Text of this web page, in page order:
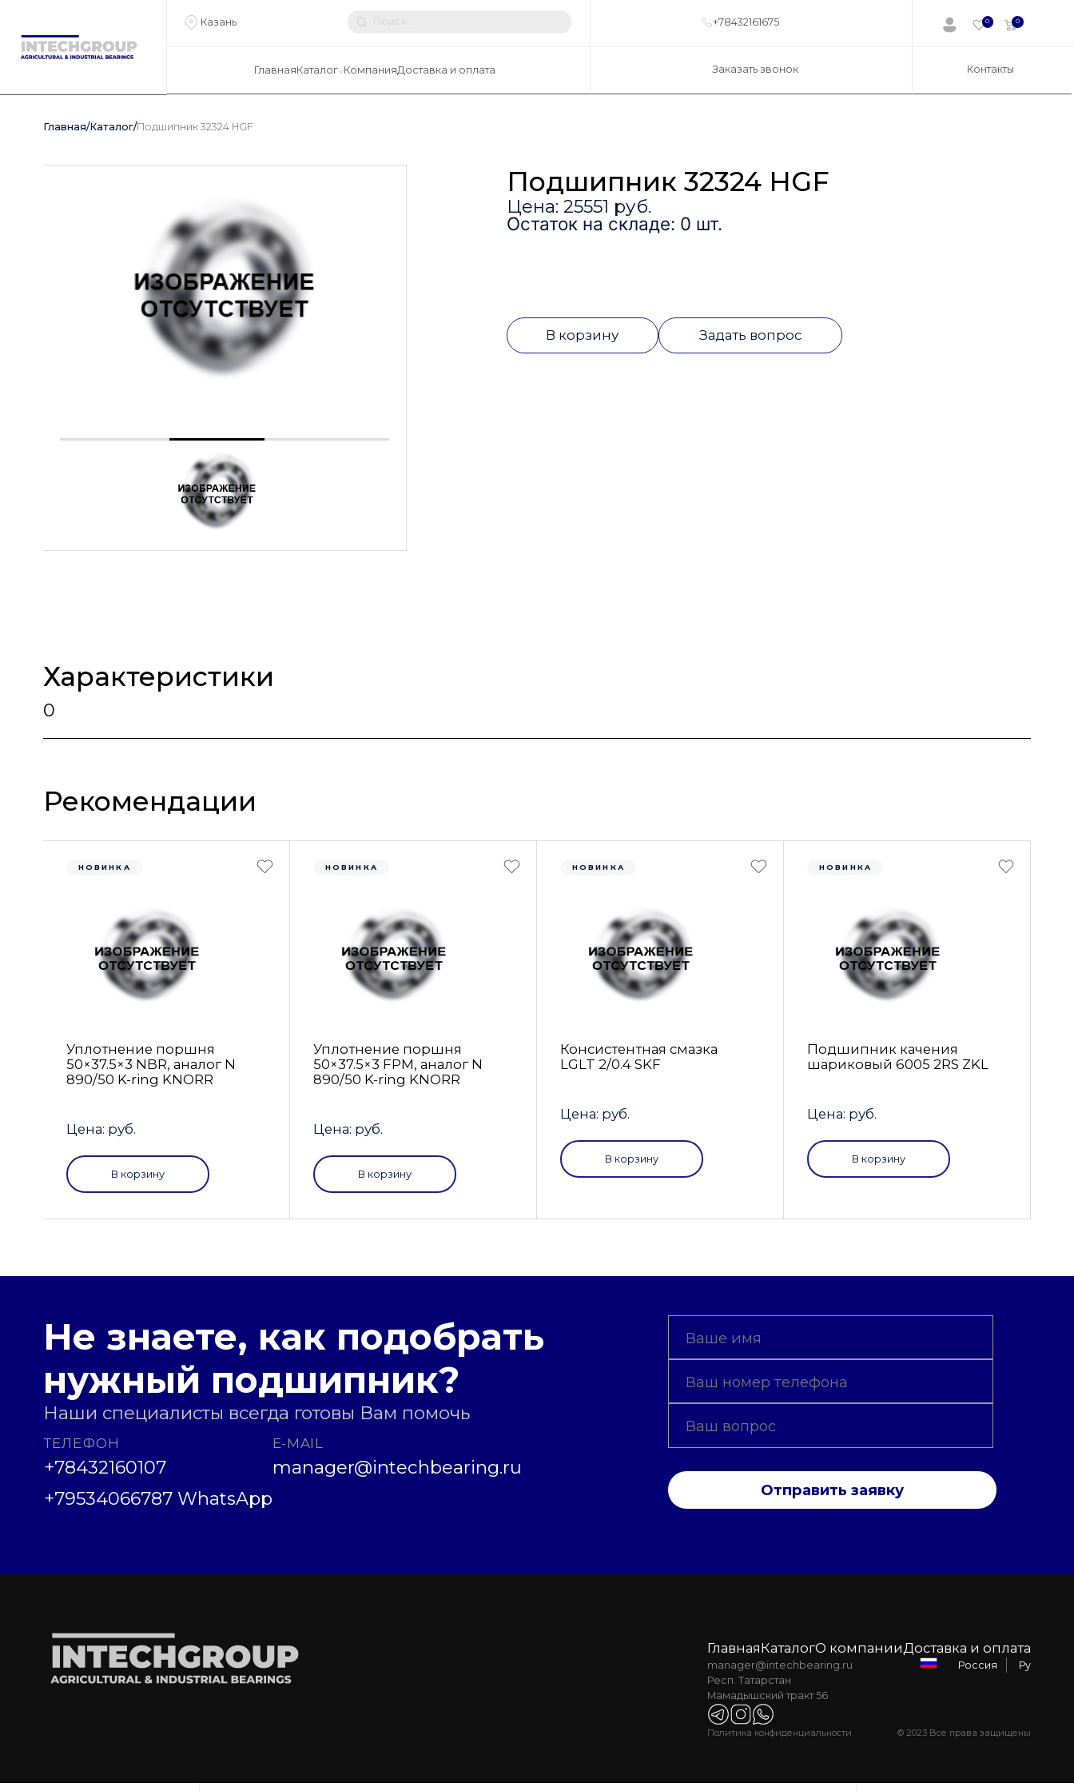
Казань +78432161675 0 0
ГлавнаяКаталог КомпанияДоставка и оплата Заказать звонок Контакты
Главная/Каталог/Подшипник 32324 HGF
Подшипник 32324 HGF
Цена: 25551 руб.
Остаток на складе: 0 шт.
В корзину Задать вопрос
Характеристики
0
Рекомендации
НОВИНКА
Уплотнение поршня
50×37.5×3 NBR, аналог N
890/50 K-ring KNORR
Цена: руб.
В корзину
НОВИНКА
Уплотнение поршня
50×37.5×3 FРM, аналог N
890/50 K-ring KNORR
Цена: руб.
В корзину
НОВИНКА
Консистентная смазка
LGLT 2/0.4 SKF
Цена: руб.
В корзину
НОВИНКА
Подшипник качения
шариковый 6005 2RS ZKL
Цена: руб.
В корзину
Не знаете, как подобрать
нужный подшипник?
Наши специалисты всегда готовы Вам помочь
ТЕЛЕФОН
+78432160107
+79534066787 WhatsApp
E-MAIL
manager@intechbearing.ru
Отправить заявку
ГлавнаяКаталогО компанииДоставка и оплата
manager@intechbearing.ru
Респ. Татарстан
Мамадышский тракт 56
Россия Ру
Политика конфиденциальности © 2023 Все права защищены